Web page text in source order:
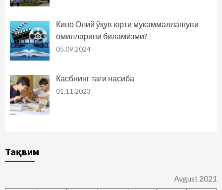
Кино Олий ўқув юрти мукаммаллашуви
омилларини биламизми?
05.09.2024
Касбнинг таги насиба
01.11.2023
Тақвим
Avgust 2021